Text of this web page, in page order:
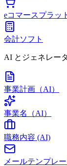
eコマースプラッ
会計ソフト
AI とジェネレー
事業計画（AI）
事業名（AI）
職務内容 (AI)
メールテンプレー